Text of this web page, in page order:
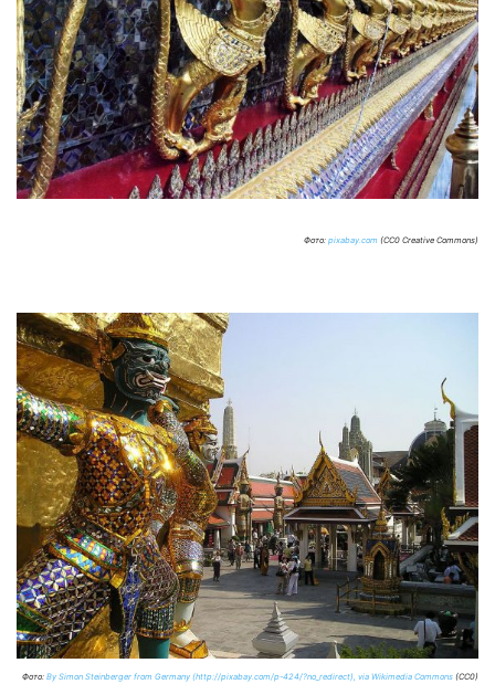
Фото: pixabay.com (CC0 Creative Commons)
Фото: By Simon Steinberger from Germany (http://pixabay.com/p-424/?no_redirect), via Wikimedia Commons (CC0)